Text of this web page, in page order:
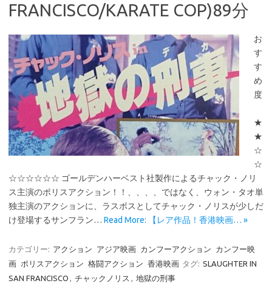
FRANCISCO/KARATE COP)89分
お
す
す
め
度
★
★
☆
☆
☆☆☆☆☆☆ ゴールデンハーベスト社製作によるチャック・ノリ
ス主演のポリスアクション！！、、、、ではなく、ウォン・タオ単
独主演のアクションに、ラスボスとしてチャック・ノリスが少しだ
け登場するサンフラン… Read More: 【レア作品！香港映画… »
カテゴリー: アクション アジア映画 カンフーアクション
カンフー映
画 ポリスアクション 格闘アクション 香港映画 タグ: SLAUGHTER IN
SAN FRANCISCO , チャックノリス , 地獄の刑事